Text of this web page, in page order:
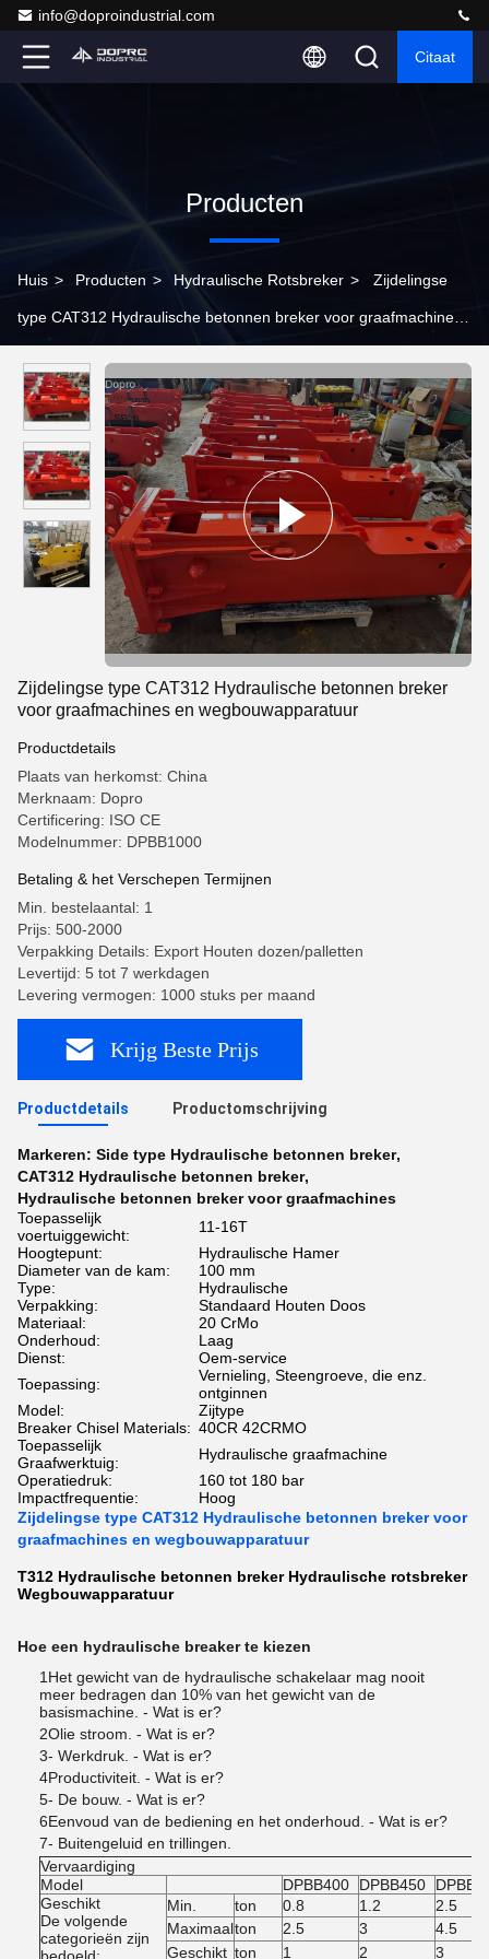
info@doproindustrial.com
Citaat
Producten
Huis > Producten > Hydraulische Rotsbreker > Zijdelingse
type CAT312 Hydraulische betonnen breker voor graafmachines
Zijdelingse type CAT312 Hydraulische betonnen breker
voor graafmachines en wegbouwapparatuur
Productdetails
Plaats van herkomst: China
Merknaam: Dopro
Certificering: ISO CE
Modelnummer: DPBB1000
Betaling & het Verschepen Termijnen
Min. bestelaantal: 1
Prijs: 500-2000
Verpakking Details: Export Houten dozen/palletten
Levertijd: 5 tot 7 werkdagen
Levering vermogen: 1000 stuks per maand
Krijg Beste Prijs
Productdetails Productomschrijving
Markeren: Side type Hydraulische betonnen breker,
CAT312 Hydraulische betonnen breker,
Hydraulische betonnen breker voor graafmachines
Toepasselijk
voertuiggewicht:
11-16T
Hoogtepunt:
Hydraulische Hamer
Diameter van de kam:
100 mm
Type:
Hydraulische
Verpakking:
Standaard Houten Doos
Materiaal:
20 CrMo
Onderhoud:
Laag
Dienst:
Oem-service
Toepassing:
Vernieling, Steengroeve, die enz.
ontginnen
Model:
Zijtype
Breaker Chisel Materials: 40CR 42CRMO
Toepasselijk
Graafwerktuig:
Hydraulische graafmachine
Operatiedruk:
160 tot 180 bar
Impactfrequentie:
Hoog
Zijdelingse type CAT312 Hydraulische betonnen breker voor
graafmachines en wegbouwapparatuur
T312 Hydraulische betonnen breker Hydraulische rotsbreker
Wegbouwapparatuur
Hoe een hydraulische breaker te kiezen
1Het gewicht van de hydraulische schakelaar mag nooit
meer bedragen dan 10% van het gewicht van de
basismachine. - Wat is er?
2Olie stroom. - Wat is er?
3- Werkdruk. - Wat is er?
4Productiviteit. - Wat is er?
5- De bouw. - Wat is er?
6Eenvoud van de bediening en het onderhoud. - Wat is er?
7- Buitengeluid en trillingen.
Vervaardiging
Model
DPBB400 DPBB450
Geschikt
De volgende
categorieën zijn
Min. ton 0.8 1.2
2.5
Maximaalton 2.5 3
4.5
Geschikt ton 1 2 3